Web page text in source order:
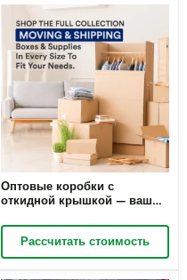
Оптовые коробки с
откидной крышкой — ваш
выбор. Возможны оптовые
заказы, гарантированное
качество.
Рассчитать стоимость